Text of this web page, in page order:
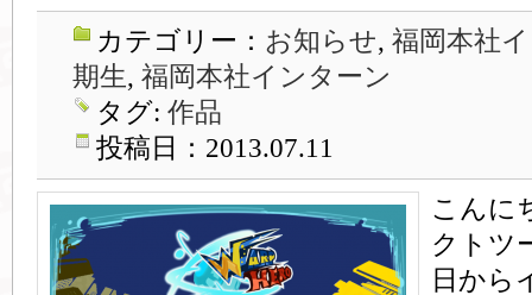
カテゴリー： お知らせ, 福岡本社
期生, 福岡本社インターン
タグ: 作品
投稿日：2013.07.11
こんに
クトツ
日から